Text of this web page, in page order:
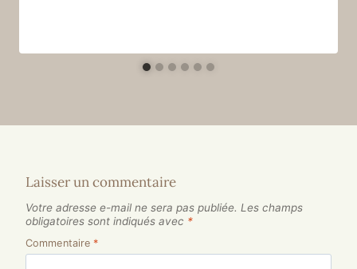
Laisser un commentaire
Votre adresse e-mail ne sera pas publiée. Les champs
obligatoires sont indiqués avec *
Commentaire *